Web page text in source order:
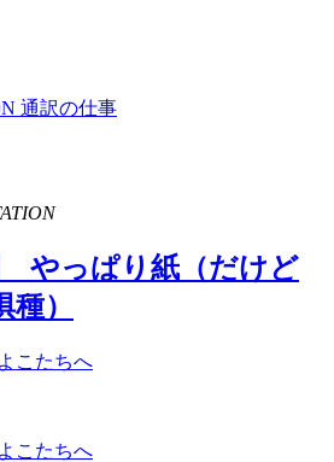
通訳の仕事
やっぱり紙（だけど
）
こたちへ
こたちへ